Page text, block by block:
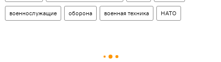
военнослужащие оборона военная техника НАТО